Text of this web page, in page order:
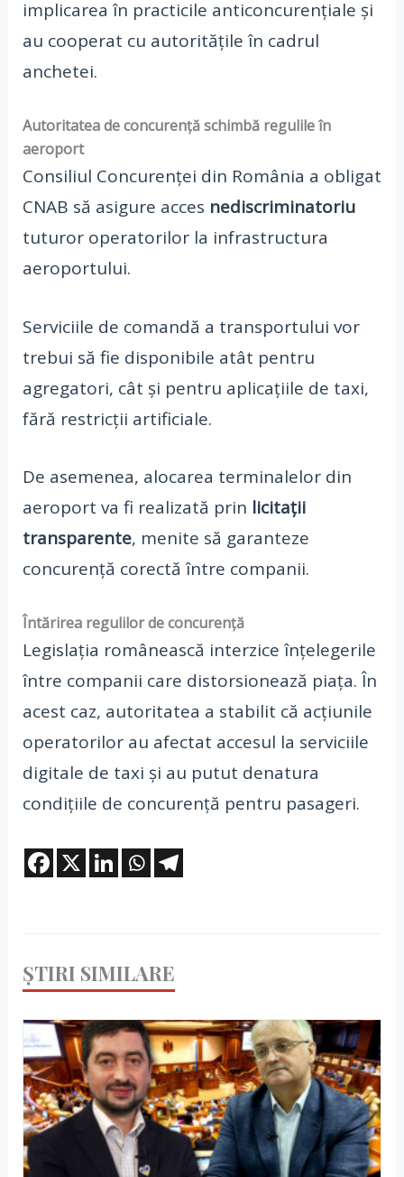
implicarea în practicile anticoncurențiale și
au cooperat cu autoritățile în cadrul
anchetei.
Autoritatea de concurență schimbă regulile în
aeroport
Consiliul Concurenței din România a obligat
CNAB să asigure acces nediscriminatoriu
tuturor operatorilor la infrastructura
aeroportului.
Serviciile de comandă a transportului vor
trebui să fie disponibile atât pentru
agregatori, cât și pentru aplicațiile de taxi,
fără restricții artificiale.
De asemenea, alocarea terminalelor din
aeroport va fi realizată prin licitații
transparente, menite să garanteze
concurență corectă între companii.
Întărirea regulilor de concurență
Legislația românească interzice înțelegerile
între companii care distorsionează piața. În
acest caz, autoritatea a stabilit că acțiunile
operatorilor au afectat accesul la serviciile
digitale de taxi și au putut denatura
condițiile de concurență pentru pasageri.
ȘTIRI SIMILARE